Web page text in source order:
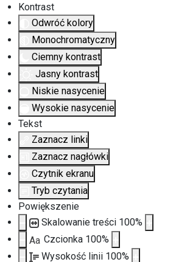
Kontrast
Odwróć kolory
Monochromatyczny
Ciemny kontrast
Jasny kontrast
Niskie nasycenie
Wysokie nasycenie
Tekst
Zaznacz linki
Zaznacz nagłówki
Czytnik ekranu
Tryb czytania
Powiększenie
Skalowanie treści 100%
Aa Czcionka 100%
Wysokość linii 100%